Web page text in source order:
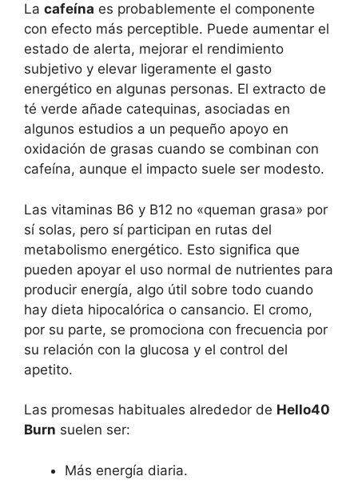
La cafeína es probablemente el componente
con efecto más perceptible. Puede aumentar el
estado de alerta, mejorar el rendimiento
subjetivo y elevar ligeramente el gasto
energético en algunas personas. El extracto de
té verde añade catequinas, asociadas en
algunos estudios a un pequeño apoyo en
oxidación de grasas cuando se combinan con
cafeína, aunque el impacto suele ser modesto.
Las vitaminas B6 y B12 no «queman grasa» por
sí solas, pero sí participan en rutas del
metabolismo energético. Esto significa que
pueden apoyar el uso normal de nutrientes para
producir energía, algo útil sobre todo cuando
hay dieta hipocalórica o cansancio. El cromo,
por su parte, se promociona con frecuencia por
su relación con la glucosa y el control del
apetito.
Las promesas habituales alrededor de Hello40
Burn suelen ser:
Más energía diaria.